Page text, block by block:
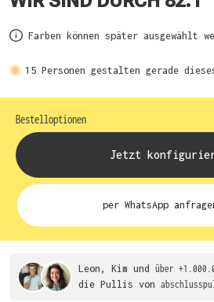
Farben können später ausgewählt
15 Personen gestalten gerade
Bestelloptionen
Jetzt
per WhatsApp
Leon, Kim und über
die Pullis von